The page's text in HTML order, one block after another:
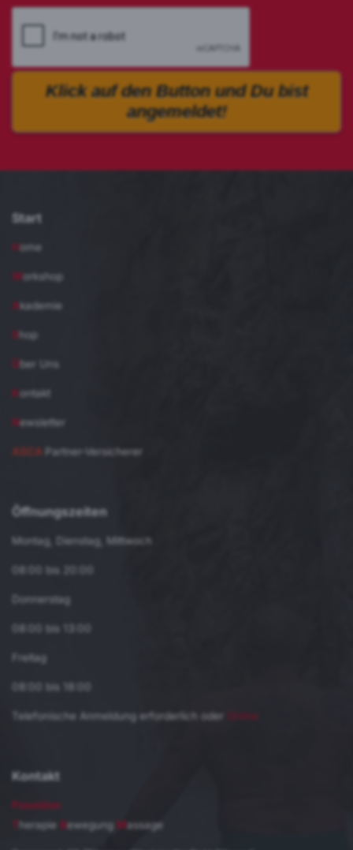
Klick auf den Button und Du bist
angemeldet!
Start
Home
Workshop
Akademie
Shop
Über Uns
Kontakt
Newsletter
ASCA Partner-Versicherer
Öffnungszeiten
Montag, Dienstag, Mittwoch
08:00 bis 20:00
Donnerstag
08:00 bis 13:00
Freitag
08:00 bis 18:00
Telefonische Anmeldung erforderlich oder Online
Kontakt
Poseidon
herapie Bewegung Massage